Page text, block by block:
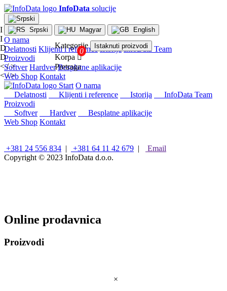
InfoData solucije
Srpski Magyar English
O nama
Delatnosti Klijenti i reference Istorija InfoData Team
Proizvodi
Softver Hardver Besplatne aplikacije
Web Shop Kontakt
Start O nama
Delatnosti
Klijenti i reference Istorija
InfoData Team
Proizvodi
Softver
Hardver
Besplatne aplikacije
Web Shop Kontakt
I
I
D
D
< / >
< / >
Kategorije Istaknuti proizvodi
Korpa 
Pretraga
×
Konfiguracije
Intel
stoni
računari
stoni
računari
Microsoft
tableti
laptopovi
Online prodavnica
Proizvodi
×
+381 24 556 834 | +381 64 11 42 679 |
Email
Copyright © 2023 InfoData d.o.o.